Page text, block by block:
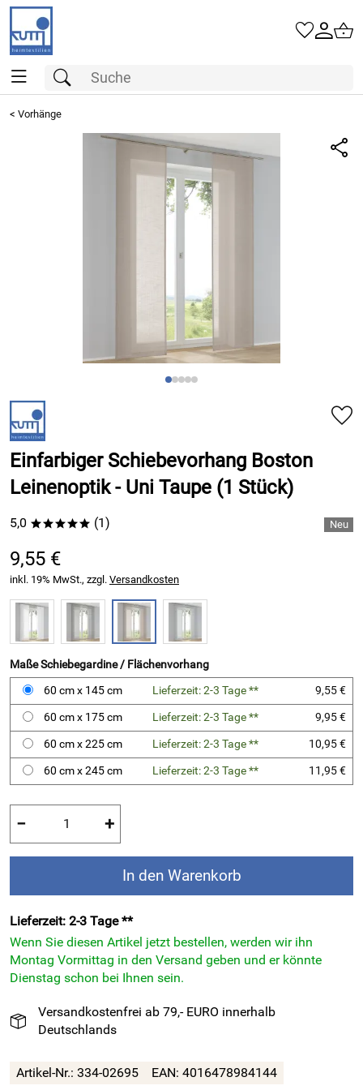
< Vorhänge
Einfarbiger Schiebevorhang Boston
Leinenoptik - Uni Taupe (1 Stück)
5,0 ***** (1)
9,55 €
inkl. 19% MwSt., zzgl. Versandkosten
Maße Schiebegardine / Flächenvorhang
60 cm x 145 cm
Lieferzeit: 2-3 Tage **
9,55 €
60 cm x 175 cm
Lieferzeit: 2-3 Tage **
9,95 €
60 cm x 225 cm
Lieferzeit: 2-3 Tage **
10,95 €
60 cm x 245 cm
Lieferzeit: 2-3 Tage ** 11,95 €
− +
In den Warenkorb
Lieferzeit: 2-3 Tage **
Wenn Sie diesen Artikel jetzt bestellen, werden wir ihn
Montag Vormittag in den Versand geben und er könnte
Dienstag schon bei Ihnen sein.
Versandkostenfrei ab 79,- EURO innerhalb
Deutschlands
Artikel-Nr.: 334-02695 EAN: 4016478984144